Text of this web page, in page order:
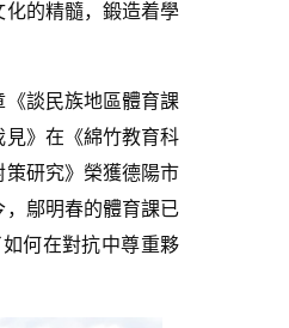
的精髓，鍛造着學
談民族地區體育課
見》在《綿竹教育科
研究》榮獲德陽市
鄔明春的體育課已
何在對抗中尊重夥